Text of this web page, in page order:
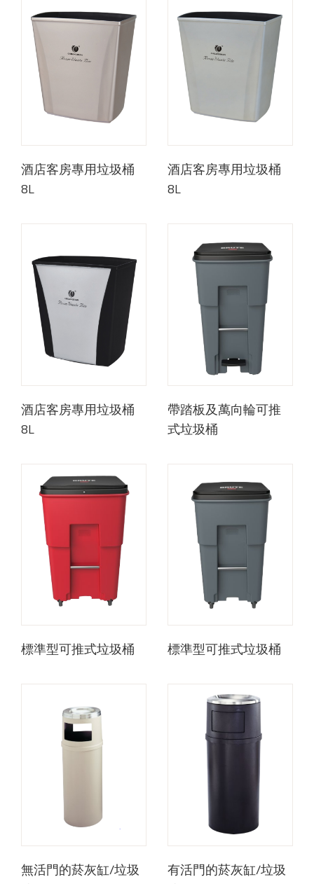
酒店客房專用垃圾桶
8L
酒店客房專用垃圾桶
8L
酒店客房專用垃圾桶
8L
帶踏板及萬向輪可推
式垃圾桶
標準型可推式垃圾桶 標準型可推式垃圾桶
無活門的菸灰缸/垃圾
有活門的菸灰缸/垃圾